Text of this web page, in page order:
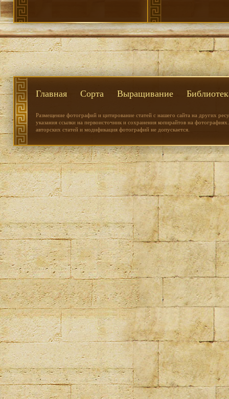
Главная Сорта Выращивание
Размещение фотографий и цитирование статей с нашего сайта на других
указания ссылки на первоисточник и сохранения копирайтов на
авторских статей и модификация фотографий не допускается.